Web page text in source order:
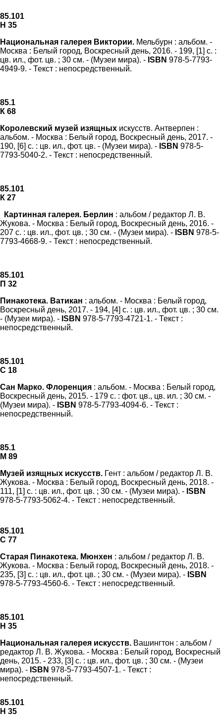
85.101
Н 35
Национальная галерея Виктории. Мельбурн : альбом. -
Москва : Белый город, Воскресный день, 2016. - 199, [1] с. :
цв. ил., фот. цв. ; 30 см. - (Музеи мира). - ISBN 978-5-7793-
4949-9. - Текст : непосредственный.
85.1
К 68
Королевский музей изящных искусств. Антверпен :
альбом. - Москва : Белый город, Воскресный день, 2017. -
190, [6] с. : цв. ил., фот. цв. - (Музеи мира). - ISBN 978-5-
7793-5040-2. - Текст : непосредственный.
85.101
К 27
Картинная галерея. Берлин : альбом / редактор Л. В.
Жукова. - Москва : Белый город, Воскресный день, 2016. -
207 с. : цв. ил., фот. цв. ; 30 см. - (Музеи мира). - ISBN 978-5-
7793-4668-9. - Текст : непосредственный.
85.101
П 32
Пинакотека. Ватикан : альбом. - Москва : Белый город,
Воскресный день, 2017. - 194, [4] с. : цв. ил., фот. цв. ; 30 см.
- (Музеи мира). - ISBN 978-5-7793-4721-1. - Текст :
непосредственный.
85.101
С 18
Сан Марко. Флоренция : альбом. - Москва : Белый город,
Воскресный день, 2015. - 179 с. : фот. цв., цв. ил. ; 30 см. -
(Музеи мира). - ISBN 978-5-7793-4094-6. - Текст :
непосредственный.
85.1
М 89
Музей изящных искусств. Гент : альбом / редактор Л. В.
Жукова. - Москва : Белый город, Воскресный день, 2018. -
111, [1] с. : цв. ил., фот. цв. ; 30 см. - (Музеи мира). - ISBN
978-5-7793-5062-4. - Текст : непосредственный.
85.101
С 77
Старая Пинакотека. Мюнхен : альбом / редактор Л. В.
Жукова. - Москва : Белый город, Воскресный день, 2018. -
235, [3] с. : цв. ил., фот. цв. ; 30 см. - (Музеи мира). - ISBN
978-5-7793-4560-6. - Текст : непосредственный.
85.101
Н 35
Национальная галерея искусств. Вашингтон : альбом /
редактор Л. В. Жукова. - Москва : Белый город, Воскресный
день, 2015. - 233, [3] с. : цв. ил., фот. цв. ; 30 см. - (Музеи
мира). - ISBN 978-5-7793-4507-1. - Текст :
непосредственный.
85.101
Н 35